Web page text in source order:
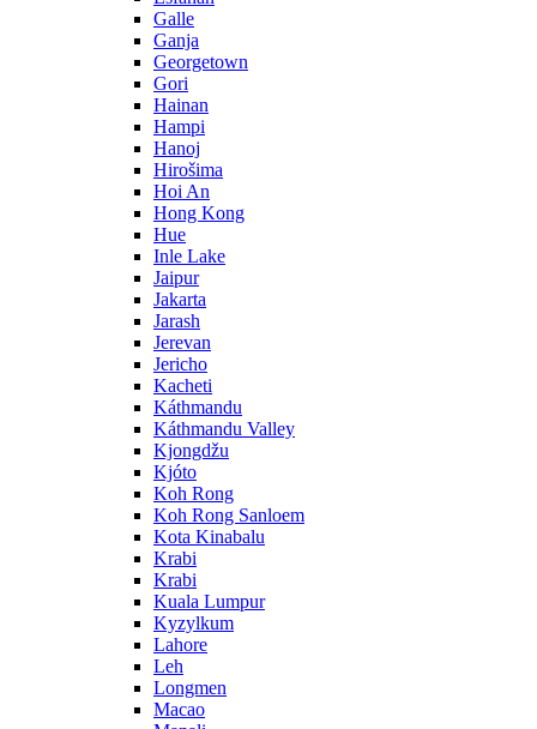
Galle
Ganja
Georgetown
Gori
Hainan
Hampi
Hanoj
Hirošima
Hoi An
Hong Kong
Hue
Inle Lake
Jaipur
Jakarta
Jarash
Jerevan
Jericho
Kacheti
Káthmandu
Káthmandu Valley
Kjongdžu
Kjóto
Koh Rong
Koh Rong Sanloem
Kota Kinabalu
Krabi
Krabi
Kuala Lumpur
Kyzylkum
Lahore
Leh
Longmen
Macao